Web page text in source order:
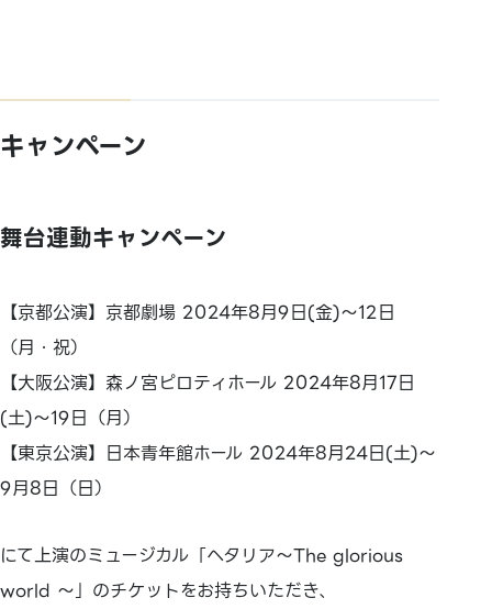
キャンペーン
舞台連動キャンペーン
【京都公演】京都劇場 2024年8月9日(金)〜12日
（月・祝）
【大阪公演】森ノ宮ピロティホール 2024年8月17日
(土)〜19日（月）
【東京公演】日本青年館ホール 2024年8月24日(土)〜
9月8日（日）
にて上演のミュージカル「ヘタリア〜The glorious
world 〜」のチケットをお持ちいただき、